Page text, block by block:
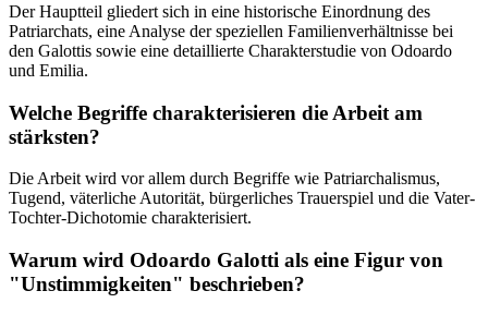
Der Hauptteil gliedert sich in eine historische Einordnung des
Patriarchats, eine Analyse der speziellen Familienverhältnisse bei
den Galottis sowie eine detaillierte Charakterstudie von Odoardo
und Emilia.
Welche Begriffe charakterisieren die Arbeit am
stärksten?
Die Arbeit wird vor allem durch Begriffe wie Patriarchalismus,
Tugend, väterliche Autorität, bürgerliches Trauerspiel und die Vater-
Tochter-Dichotomie charakterisiert.
Warum wird Odoardo Galotti als eine Figur von
"Unstimmigkeiten" beschrieben?